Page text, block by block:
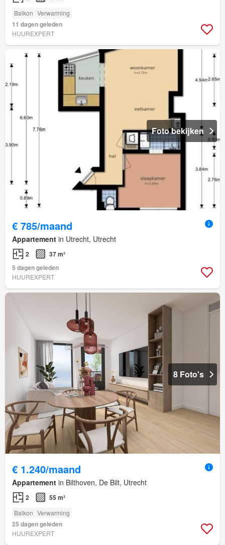
Balkon Verwarming
11 dagen geleden
HUUREXPERT
Foto bekijken
€ 785/maand
Appartement in Utrecht, Utrecht
2
37 m²
5 dagen geleden
HUUREXPERT
8 Foto's
€ 1.240/maand
Appartement in Bilthoven, De Bilt, Utrecht
2 55 m²
Balkon Verwarming
25 dagen geleden
HUUREXPERT